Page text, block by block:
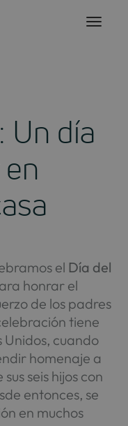
Un día
el Día del
honrar el
de los padres
tiene
Unidos, cuando
homenaje a
seis hijos con
entonces, se
en muchos